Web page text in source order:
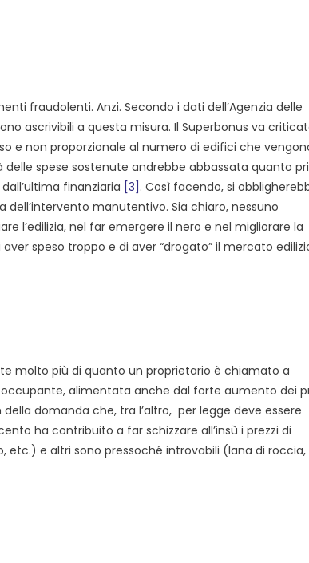
fraudolenti. Anzi. Secondo i dati dell’Agenzia delle
ascrivibili a questa misura. Il Superbonus va
e non proporzionale al numero di edifici che
spese sostenute andrebbe abbassata quanto
finanziaria [3] . Così facendo, si
manutentivo. Sia chiaro, nessuno
l’edilizia, nel far emergere il nero e nel migliorare la
speso troppo e di aver “drogato” il mercato
molto più di quanto un proprietario è chiamato a
alimentata anche dal forte aumento dei
domanda che, tra l’altro, per legge deve essere
ha contribuito a far schizzare all’insù i prezzi di
e altri sono pressoché introvabili (lana di roccia,